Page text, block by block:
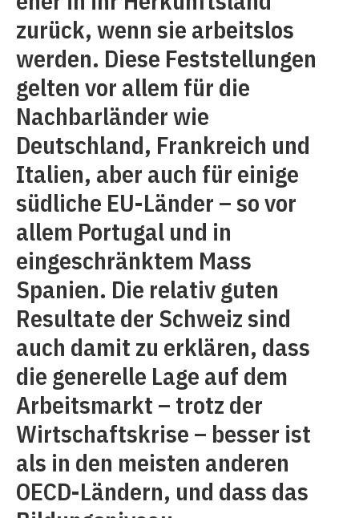
zurück, wenn sie arbeitslos
werden. Diese Feststellungen
gelten vor allem für die
Nachbarländer wie
Deutschland, Frankreich und
Italien, aber auch für einige
südliche EU-Länder – so vor
allem Portugal und in
eingeschränktem Mass
Spanien. Die relativ guten
Resultate der Schweiz sind
auch damit zu erklären, dass
die generelle Lage auf dem
Arbeitsmarkt – trotz der
Wirtschaftskrise – besser ist
als in den meisten anderen
OECD-Ländern, und dass das